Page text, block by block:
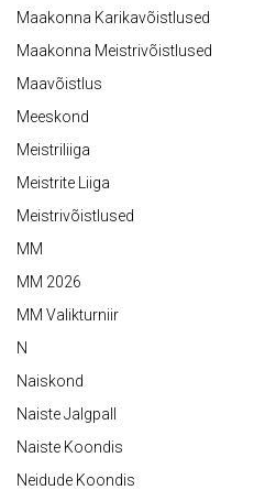
Maakonna Karikavõistlused
Maakonna Meistrivõistlused
Maavõistlus
Meeskond
Meistriliiga
Meistrite Liiga
Meistrivõistlused
MM
MM 2026
MM Valikturniir
N
Naiskond
Naiste Jalgpall
Naiste Koondis
Neidude Koondis